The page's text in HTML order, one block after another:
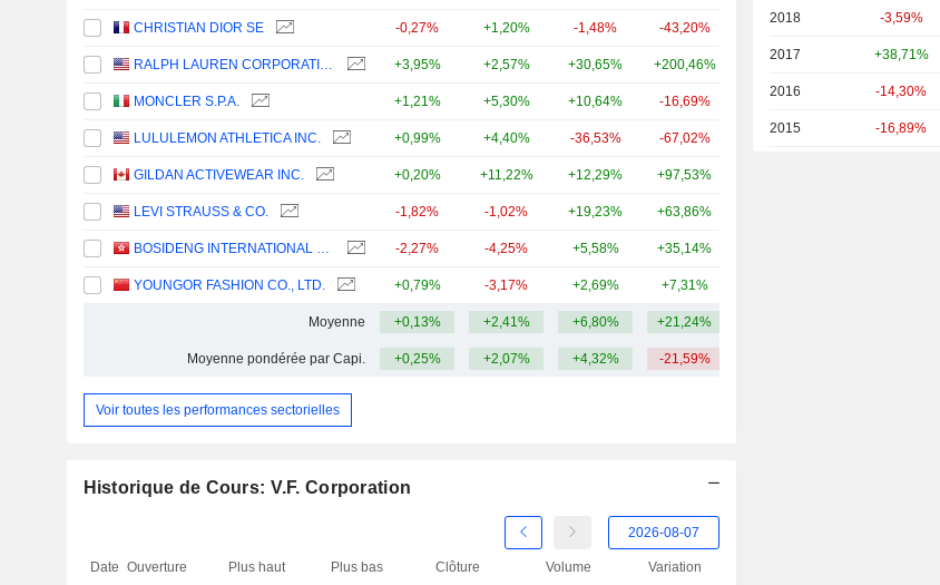
CHRISTIAN DIOR SE -0,27% +1,20% -1,48% -43,20%
RALPH LAUREN CORPORATION +3,95% +2,57% +30,65% +200,46%
MONCLER S.P.A. +1,21% +5,30% +10,64% -16,69%
LULULEMON ATHLETICA INC. +0,99% +4,40% -36,53% -67,02%
GILDAN ACTIVEWEAR INC. +0,20% +11,22% +12,29% +97,53%
LEVI STRAUSS & CO. -1,82% -1,02% +19,23% +63,86%
BOSIDENG INTERNATIONAL HOLDINGS LIMITED -2,27% -4,25% +5,58% +35,14%
YOUNGOR FASHION CO., LTD. +0,79% -3,17% +2,69% +7,31%
Moyenne +0,13% +2,41% +6,80% +21,24%
Moyenne pondérée par Capi. +0,25% +2,07% +4,32% -21,59%
Voir toutes les performances sectorielles
Historique de Cours: V.F. Corporation
Date Ouverture Plus haut Plus bas Clôture Volume Variation
2018 -3,59%
2017 +38,71%
2016 -14,30%
2015 -16,89%